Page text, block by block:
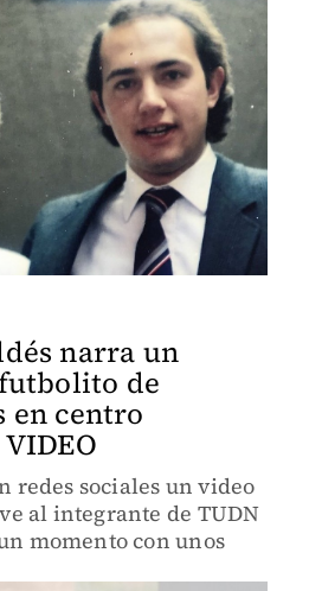
narra un
de
en centro
redes sociales un video
al integrante de TUDN
momento con unos